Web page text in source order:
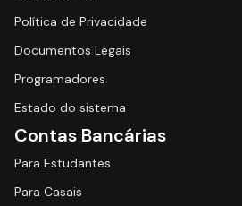
Política de Privacidade
Documentos Legais
Programadores
Estado do sistema
Contas Bancárias
Para Estudantes
Para Casais